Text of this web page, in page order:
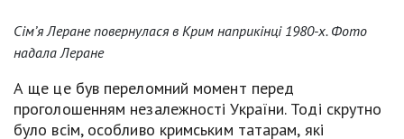
Сім’я Леране повернулася в Крим наприкінці 1980-х. Фото
надала Леране
А ще це був переломний момент перед
проголошенням незалежності України. Тоді скрутно
було всім, особливо кримським татарам, які